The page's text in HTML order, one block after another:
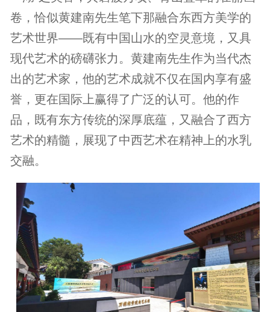
卷，恰似黄建南先生笔下那融合东西方美学的
艺术世界——既有中国山水的空灵意境，又具
现代艺术的磅礴张力。黄建南先生作为当代杰
出的艺术家，他的艺术成就不仅在国内享有盛
誉，更在国际上赢得了广泛的认可。他的作
品，既有东方传统的深厚底蕴，又融合了西方
艺术的精髓，展现了中西艺术在精神上的水乳
交融。